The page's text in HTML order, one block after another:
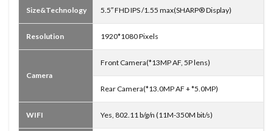
Size&Technology 5.5″ FHD IPS /1.55 max(SHARP® Display)
Resolution 1920*1080 Pixels
Camera
Front Camera(*13MP AF, 5P lens)
Rear Camera(*13.0MP AF + *5.0MP)
WIFI Yes, 802.11 b/g/n (11M-350M bit/s)